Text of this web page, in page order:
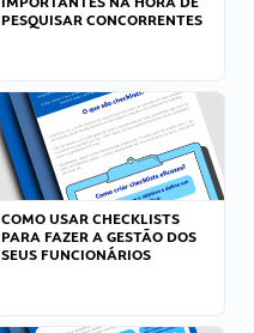
PESQUISAR CONCORRENTES
COMO USAR CHECKLISTS
PARA FAZER A GESTÃO DOS
SEUS FUNCIONÁRIOS